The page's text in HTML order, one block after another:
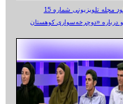
مجله تلویزیونی شماره 15